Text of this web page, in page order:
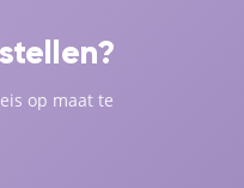
op maat te